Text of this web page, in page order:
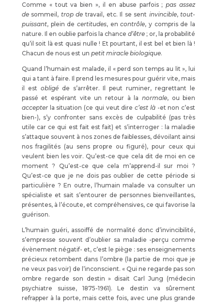
Comme « tout va bien », il en abuse parfois ;pas assez
desommeil, trop de travail, etc. Il se sent invincible,tout-
puissant, plein de certitudes, encontrôle, y compris de la
nature. Il en oublie parfois la chanced’être ; or, la probabilité
qu’il soit là est quasi nulle ! Et pourtant, il est bel et bien là !
Chacun de nous est un petit miracle biologique.
Quand l’humain est malade, il « perd son temps au lit », lui
qui a tant à faire. Il prend les mesures pour guérir vite, mais
il est obligéde s’arrêter. Il peut ruminer, regrettant le
passé et espérant vite un retour à la normale, ou bien
accepterla situation (ce qui veut direc’est là-et non c’est
bien-), s’y confronter sans excès de culpabilité (pas très
utile car ce qui est fait est fait) et s’interroger : la maladie
s’attaque souvent à nos zones de faiblesses, dévoilant ainsi
nos fragilités (au sens propre ou figuré), pour ceux qui
veulent bien les voir. Qu’est-ce que cela dit de moi en ce
moment ? Qu’est-ce que cela m’apprend-il sur moi ?
Qu’est-ce que je ne dois pas oublier de cette période si
particulière ? En outre, l’humain malade va consulter un
spécialiste et sait s’entourer de personnes bienveillantes,
présentes, à l’écoute, et compréhensives, ce qui favorise la
guérison.
L’humain guéri, assoiffé de normalité donc d’invincibilité,
s’empresse souvent d’oublier sa maladie -perçu comme
évènement négatif- et, c’est le piège : ses enseignements
précieux retombent dans l’ombre (la partie de moi que je
ne veux pas voir) de l’inconscient. « Qui ne regarde pas son
ombre regarde son destin » disait Carl Jung (médecin
psychiatre suisse, 1875-1961). Le destin va sûrement
refrapper à la porte, mais cette fois, avec une plus grande